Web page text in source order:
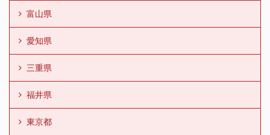
富山県
愛知県
三重県
福井県
東京都